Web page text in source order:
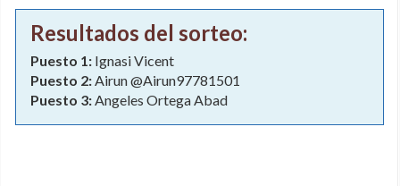
Resultados del sorteo:
Puesto 1: Ignasi Vicent
Puesto 2:Airun @Airun97781501
Puesto 3:Angeles Ortega Abad